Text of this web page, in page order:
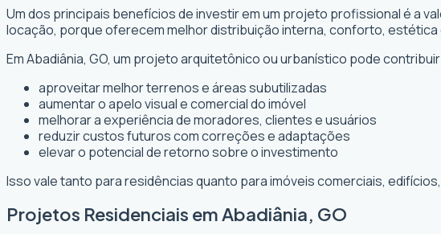
Um dos principais benefícios de investir em um projeto profissional é a
locação, porque oferecem melhor distribuição interna, conforto, estética
Em Abadiânia, GO, um projeto arquitetônico ou urbanístico pode
aproveitar melhor terrenos e áreas subutilizadas
aumentar o apelo visual e comercial do imóvel
melhorar a experiência de moradores, clientes e usuários
reduzir custos futuros com correções e adaptações
elevar o potencial de retorno sobre o investimento
Isso vale tanto para residências quanto para imóveis comerciais,
Projetos Residenciais em Abadiânia, GO